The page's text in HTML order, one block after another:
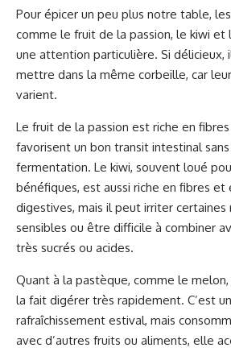
Pour épicer un peu plus notre table,
comme le fruit de la passion, le kiwi
une attention particulière. Si délicieux,
mettre dans la même corbeille, car
varient.
Le fruit de la passion est riche en
favorisent un bon transit intestinal
fermentation. Le kiwi, souvent loué
bénéfiques, est aussi riche en fibres et
digestives, mais il peut irriter certaines
sensibles ou être difficile à combiner
très sucrés ou acides.
Quant à la pastèque, comme le
la fait digérer très rapidement. C’est
rafraîchissement estival, mais
avec d’autres fruits ou aliments, elle